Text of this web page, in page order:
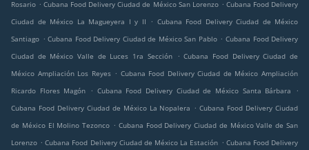
Rosario . Cubana Food Delivery Ciudad de México San Lorenzo . Cubana Food Delivery
Ciudad de México La Magueyera I y II
. Cubana Food Delivery Ciudad de México
Santiago . Cubana Food Delivery Ciudad de México San Pablo . Cubana Food Delivery
Ciudad de México Valle de Luces 1ra Sección
. Cubana Food Delivery Ciudad de
México Ampliación Los Reyes . Cubana Food Delivery Ciudad de México Ampliación
Ricardo Flores Magón
. Cubana Food Delivery Ciudad de México Santa Bárbara
.
Cubana Food Delivery Ciudad de México La Nopalera . Cubana Food Delivery Ciudad
de México El Molino Tezonco . Cubana Food Delivery Ciudad de México Valle de San
Lorenzo . Cubana Food Delivery Ciudad de México La Estación . Cubana Food Delivery